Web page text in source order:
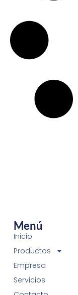
Menú
Inicio
Productos
Empresa
Servicios